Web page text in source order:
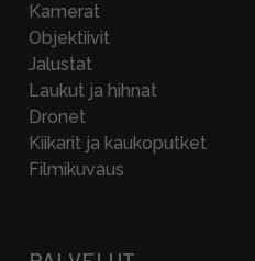
Kamerat
Objektiivit
Jalustat
Laukut ja hihnat
Dronet
Kiikarit ja kaukoputket
Filmikuvaus